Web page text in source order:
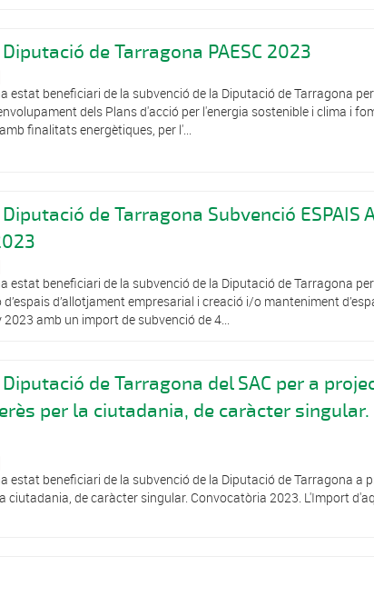
de Tarragona PAESC 2023
estat beneficiari de la subvenció de la Diputació de Tarragona
dels Plans d'acció per l'energia sostenible i clima i
finalitats energètiques, per l'...
de Tarragona Subvenció ESPAIS
estat beneficiari de la subvenció de la Diputació de Tarragona
d’allotjament empresarial i creació i/o manteniment
amb un import de subvenció de 4...
de Tarragona del SAC per a
per la ciutadania, de caràcter
estat beneficiari de la subvenció de la Diputació de Tarragona a
ciutadania, de caràcter singular. Convocatòria 2023. L'Import